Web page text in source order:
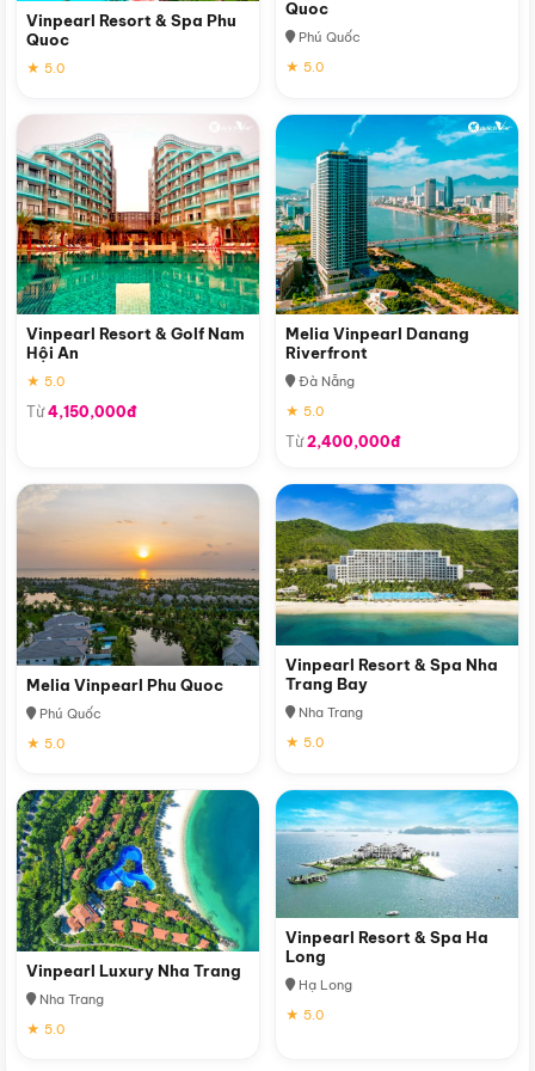
Vinpearl Resort & Spa Phu
Quoc
★ 5.0
Quoc
Phú Quốc
★ 5.0
Vinpearl Resort & Golf Nam
Hội An
★ 5.0
Từ4,150,000đ
Melia Vinpearl Danang
Riverfront
Đà Nẵng
★ 5.0
Từ2,400,000đ
Melia Vinpearl Phu Quoc
Phú Quốc
★ 5.0
Vinpearl Resort & Spa Nha
Trang Bay
Nha Trang
★ 5.0
Vinpearl Luxury Nha Trang
Nha Trang
★ 5.0
Vinpearl Resort & Spa Ha
Long
Hạ Long
★ 5.0